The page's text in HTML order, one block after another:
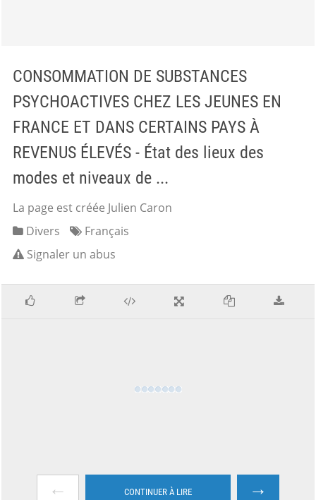
CONSOMMATION DE SUBSTANCES
PSYCHOACTIVES CHEZ LES JEUNES EN
FRANCE ET DANS CERTAINS PAYS À
REVENUS ÉLEVÉS - État des lieux des
modes et niveaux de ...
La page est créée Julien Caron
Divers
Français
Signaler un abus
← CONTINUER À LIRE →